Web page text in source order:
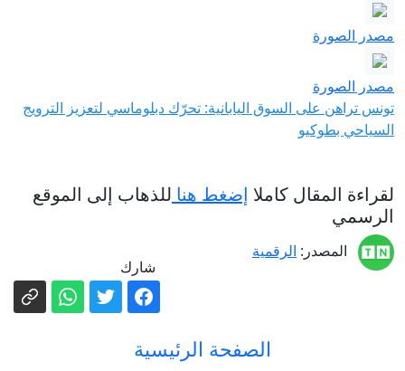
مصدر الصورة
مصدر الصورة
تونس تراهن على السوق اليابانية: تحرّك دبلوماسي لتعزيز الترويج
السياحي بطوكيو
لقراءة المقال كاملا إضغط هنا للذهاب إلى الموقع
الرسمي
المصدر: الرقمية
شارك
الصفحة الرئيسية